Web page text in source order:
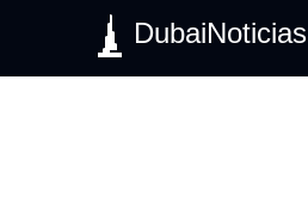
DubaiNoticias